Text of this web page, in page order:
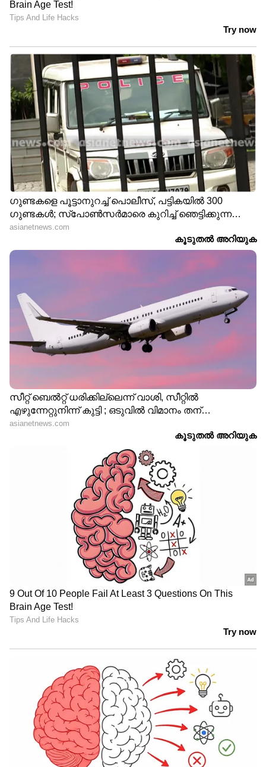
പറഞ്ഞു.
മുൻ കാലയളവിനെ അപേക്ഷിച്ച് (ജനുവരി-
ജൂൺ 2021) ഇത്തരം ആവശ്യങ്ങളുടെ
കാര്യത്തില്‍ എണ്ണത്തിൽ 103 ശതമാനം
വർദ്ധനവ് ഉണ്ടായതായും ട്വിറ്റർ
ചൂണ്ടിക്കാണിക്കുന്നു. ഇന്ത്യ (114), തുർക്കി (78),
റഷ്യ (55), പാകിസ്ഥാൻ (48) എന്നിവർ സമർപ്പിച്ച
നിയമപരമായ ആവശ്യങ്ങളാണ് ഈ
മുന്നേറ്റത്തിന് കാരണമായത്. 2021 ജനുവരി-
ജൂൺ മാസങ്ങളിലും ഇന്ത്യ ഈ പട്ടികയിൽ
ഒന്നാമതെത്തിയിരുന്നു.